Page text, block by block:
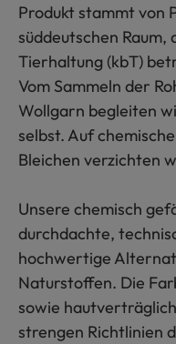
Produkt stammt von
süddeutschen
Tierhaltung (kbT)
Vom Sammeln der
Wollgarn begleiten
selbst. Auf
Bleichen verzichten
Unsere chemisch
durchdachte,
hochwertige
Naturstoffen. Die
sowie
strengen Richtlinien